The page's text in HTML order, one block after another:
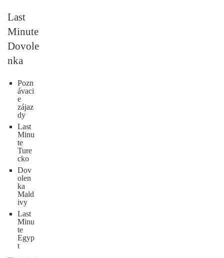
Last
Minute
Dovole
nka
Pozn
ávaci
e
zájaz
dy
Last
Minu
te
Ture
cko
Dov
olen
ka
Mald
ivy
Last
Minu
te
Egyp
t